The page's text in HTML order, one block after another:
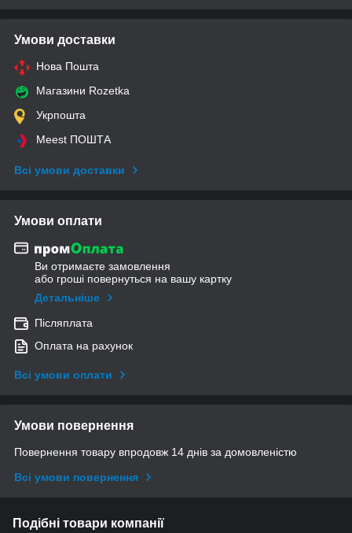
Умови доставки
Нова Пошта
Магазини Rozetka
Укрпошта
Meest ПОШТА
Всі умови доставки
Умови оплати
Ви отримаєте замовлення
або гроші повернуться на вашу картку
Детальніше
Післяплата
Оплата на рахунок
Всі умови оплати
Умови повернення
Повернення товару впродовж 14 днів за домовленістю
Всі умови повернення
Подібні товари компанії